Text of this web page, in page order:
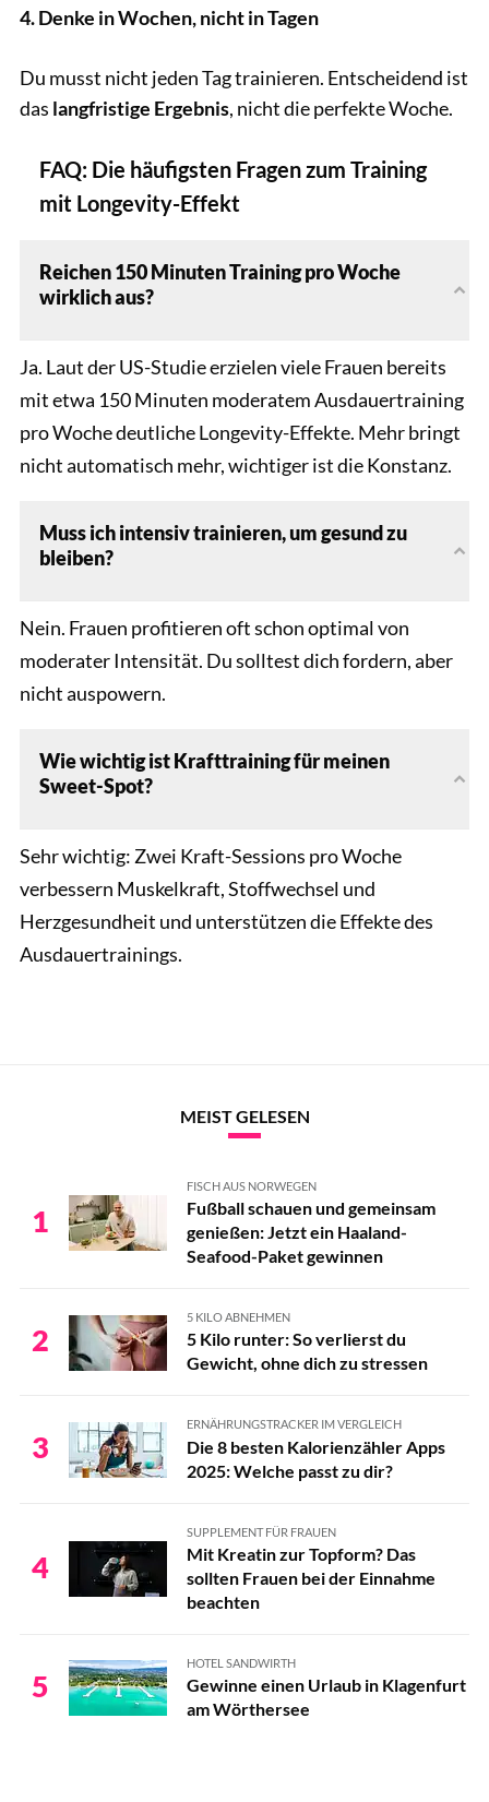
4. Denke in Wochen, nicht in Tagen
Du musst nicht jeden Tag trainieren. Entscheidend ist
das langfristige Ergebnis, nicht die perfekte Woche.
FAQ: Die häufigsten Fragen zum Training
mit Longevity-Effekt
Reichen 150 Minuten Training pro Woche
wirklich aus?
Ja. Laut der US-Studie erzielen viele Frauen bereits
mit etwa 150 Minuten moderatem Ausdauertraining
pro Woche deutliche Longevity-Effekte. Mehr bringt
nicht automatisch mehr, wichtiger ist die Konstanz.
Muss ich intensiv trainieren, um gesund zu
bleiben?
Nein. Frauen profitieren oft schon optimal von
moderater Intensität. Du solltest dich fordern, aber
nicht auspowern.
Wie wichtig ist Krafttraining für meinen
Sweet-Spot?
Sehr wichtig: Zwei Kraft-Sessions pro Woche
verbessern Muskelkraft, Stoffwechsel und
Herzgesundheit und unterstützen die Effekte des
Ausdauertrainings.
MEIST GELESEN
1
FISCH AUS NORWEGEN
Fußball schauen und gemeinsam
genießen: Jetzt ein Haaland-
Seafood-Paket gewinnen
2
5 KILO ABNEHMEN
5 Kilo runter: So verlierst du
Gewicht, ohne dich zu stressen
3
ERNÄHRUNGSTRACKER IM VERGLEICH
Die 8 besten Kalorienzähler Apps
2025: Welche passt zu dir?
4
SUPPLEMENT FÜR FRAUEN
Mit Kreatin zur Topform? Das
sollten Frauen bei der Einnahme
beachten
5
HOTEL SANDWIRTH
Gewinne einen Urlaub in Klagenfurt
am Wörthersee